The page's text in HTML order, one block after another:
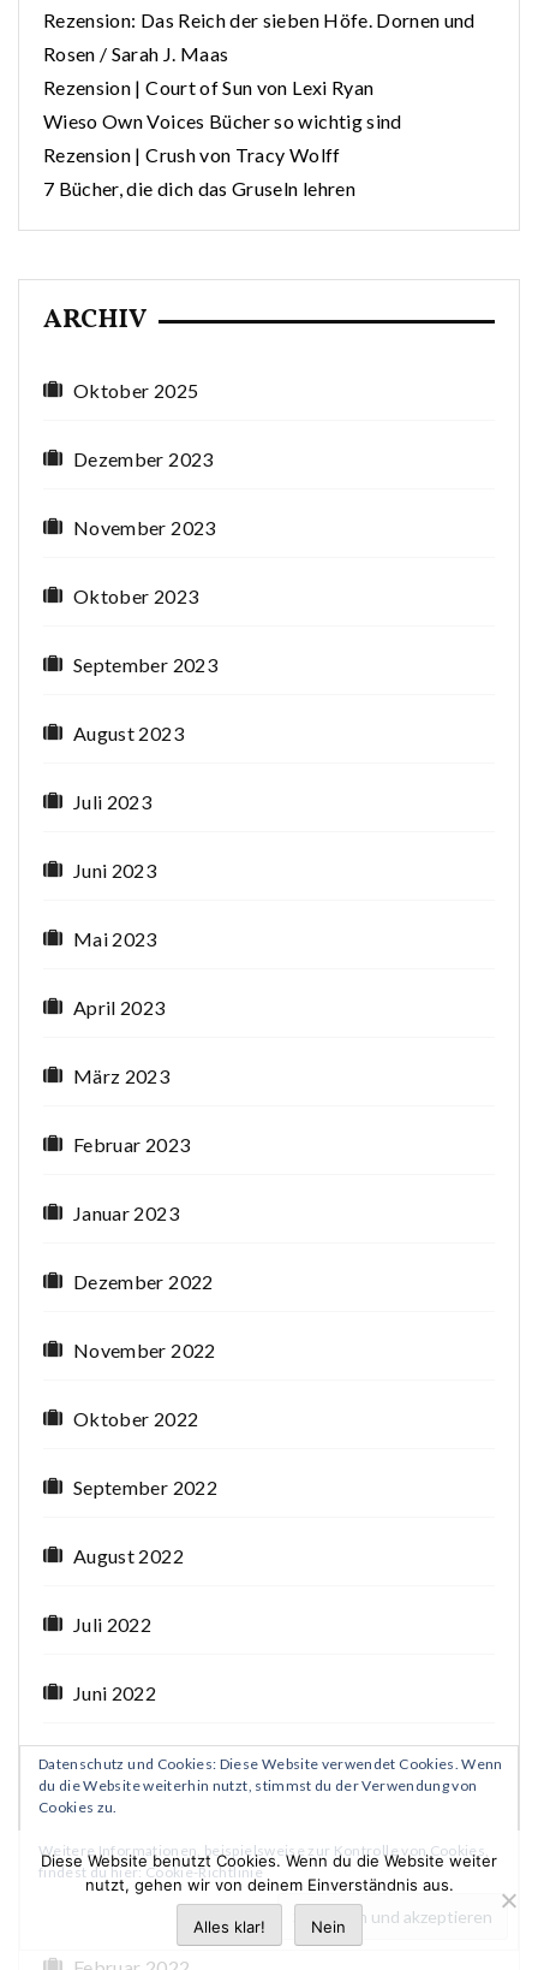
Rezension: Das Reich der sieben Höfe. Dornen und
Rosen / Sarah J. Maas
Rezension | Court of Sun von Lexi Ryan
Wieso Own Voices Bücher so wichtig sind
Rezension | Crush von Tracy Wolff
7 Bücher, die dich das Gruseln lehren
ARCHIV
Oktober 2025
Dezember 2023
November 2023
Oktober 2023
September 2023
August 2023
Juli 2023
Juni 2023
Mai 2023
April 2023
März 2023
Februar 2023
Januar 2023
Dezember 2022
November 2022
Oktober 2022
September 2022
August 2022
Juli 2022
Juni 2022
Mai 2022
März 2022
Datenschutz und Cookies: Diese Website verwendet Cookies. Wenn
du die Website weiterhin nutzt, stimmst du der Verwendung von
Cookies zu.
Weitere Informationen, beispielsweise zur Kontrolle von Cookies,
findest du hier:Cookie-Richtlinie
Diese Website benutzt Cookies. Wenn du die Website weiter
nutzt, gehen wir von deinem Einverständnis aus.
Alles klar! Nein